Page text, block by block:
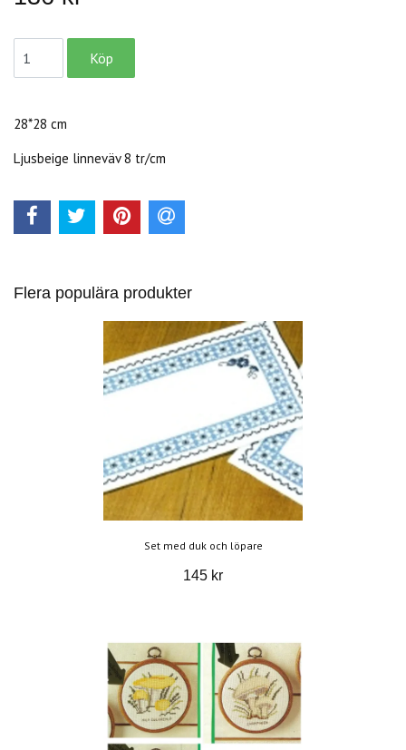
28*28 cm
Ljusbeige linneväv 8 tr/cm
Flera populära produkter
Set med duk och löpare
145 kr